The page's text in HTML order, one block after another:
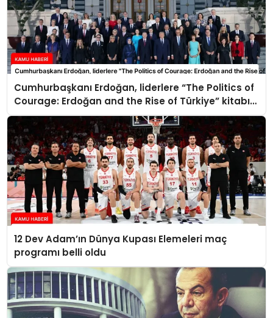
Cumhurbaşkanı Erdoğan, liderlere “The Politics of
Courage: Erdoğan and the Rise of Türkiye” kitabını
takdim etti
12 Dev Adam’ın Dünya Kupası Elemeleri maç
programı belli oldu